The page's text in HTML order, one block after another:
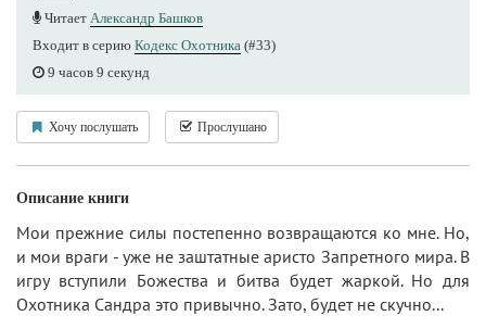
Читает Александр Башков
Входит в серию Кодекс Охотника (#33)
9 часов 9 секунд
Хочу послушать Прослушано
Описание книги
Мои прежние силы постепенно возвращаются ко мне. Но,
и мои враги - уже не заштатные аристо Запретного мира. В
игру вступили Божества и битва будет жаркой. Но для
Охотника Сандра это привычно. Зато, будет не скучно...